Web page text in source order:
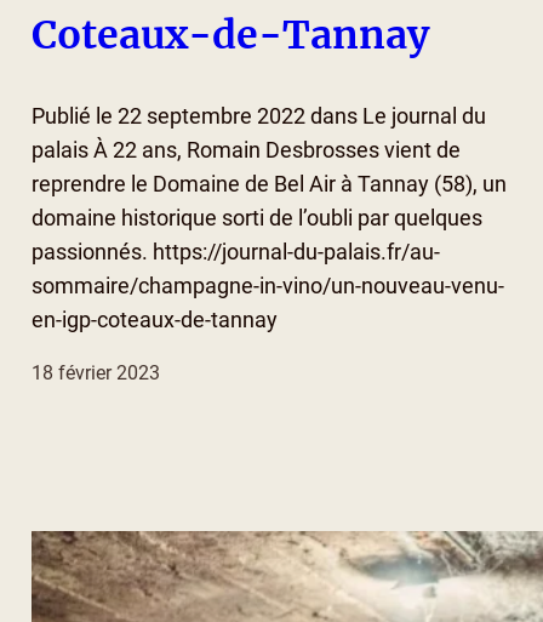
Coteaux-de-Tannay
Publié le 22 septembre 2022 dans Le journal du
palais À 22 ans, Romain Desbrosses vient de
reprendre le Domaine de Bel Air à Tannay (58), un
domaine historique sorti de l’oubli par quelques
passionnés. https://journal-du-palais.fr/au-
sommaire/champagne-in-vino/un-nouveau-venu-
en-igp-coteaux-de-tannay
18 février 2023